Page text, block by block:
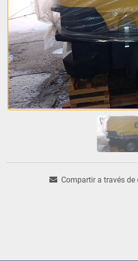
Compartir a través